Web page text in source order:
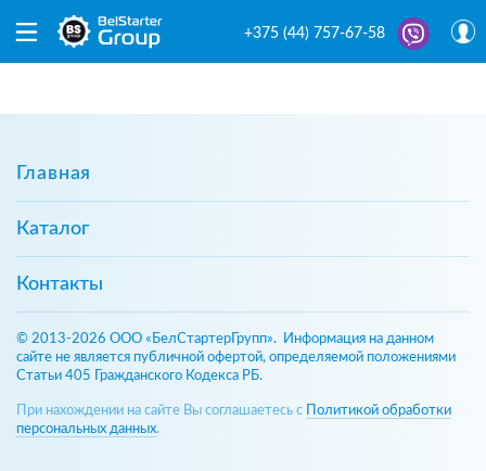
+375 (44) 757-67-58
Главная
Каталог
Контакты
© 2013-2026 ООО «БелСтартерГрупп». Информация на данном
сайте не является публичной офертой, определяемой положениями
Статьи 405 Гражданского Кодекса РБ.
При нахождении на сайте Вы соглашаетесь с
Политикой обработки
персональных данных.